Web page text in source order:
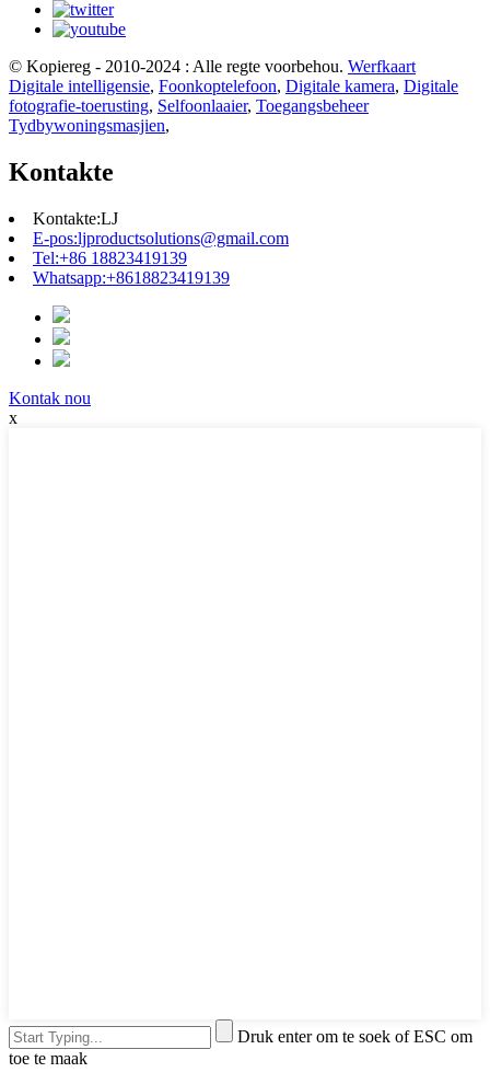
© Kopiereg - 2010-2024 : Alle regte voorbehou. Werfkaart
Digitale intelligensie, Foonkoptelefoon, Digitale kamera, Digitale
fotografie-toerusting, Selfoonlaaier, Toegangsbeheer
Tydbywoningsmasjien,
Kontakte
Kontakte:LJ
E-pos:ljproductsolutions@gmail.com
Tel:+86 18823419139
Whatsapp:+8618823419139
Kontak nou
x
Druk enter om te soek of ESC om
toe te maak